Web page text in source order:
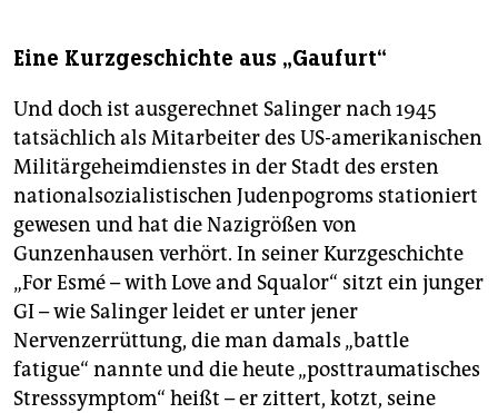
Eine Kurzgeschichte aus „Gaufurt“
Und doch ist ausgerechnet Salinger nach 1945
tatsächlich als Mitarbeiter des US-amerikanischen
Militärgeheimdienstes in der Stadt des ersten
nationalsozialistischen Judenpogroms stationiert
gewesen und hat die Nazigrößen von
Gunzenhausen verhört. In seiner Kurzgeschichte
„For Esmé – with Love and Squalor“ sitzt ein junger
GI – wie Salinger leidet er unter jener
Nervenzerrüttung, die man damals „battle
fatigue“ nannte und die heute „posttraumatisches
Stresssymptom“ heißt – er zittert, kotzt, seine